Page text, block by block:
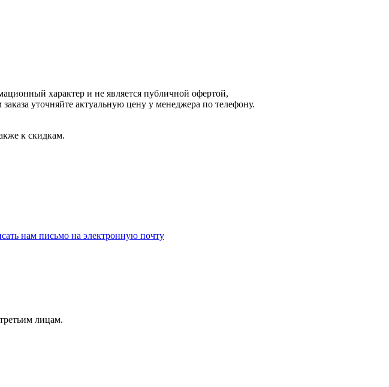
характер и не является публичной офертой,
уточняйте актуальную цену у менеджера по телефону.
к скидкам.
нам письмо на электронную почту
лицам.